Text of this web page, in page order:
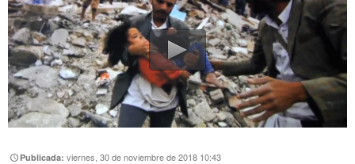
Publicada:viernes, 30 de noviembre de 2018 10:43